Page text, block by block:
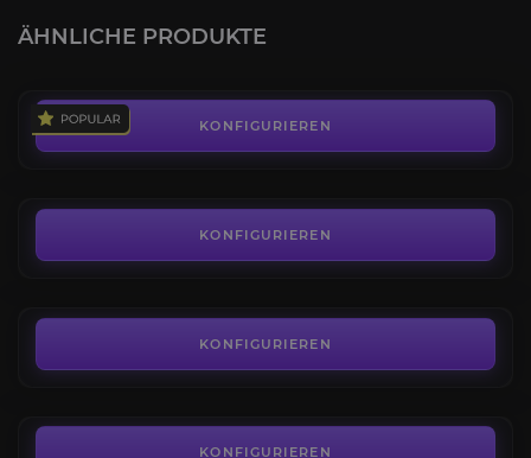
ÄHNLICHE PRODUKTE
KONFIGURIEREN
Blutschlange von Nazjatar
4.3
KONFIGURIEREN
KONFIGURIEREN
KONFIGURIEREN